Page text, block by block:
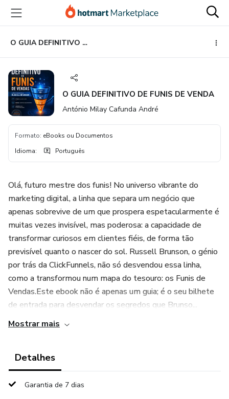
para
conteúdo
principal
para
pagamento
para
rodapé
O GUIA DEFINITIVO DE FUNIS DE VENDA
O GUIA DEFINITIVO DE FUNIS DE VENDA
António Milay Cafunda André
Formato: eBooks ou Documentos
Idioma: Português
Olá, futuro mestre dos funis! No universo vibrante do
marketing digital, a linha que separa um negócio que
apenas sobrevive de um que prospera espetacularmente é
muitas vezes invisível, mas poderosa: a capacidade de
transformar curiosos em clientes fiéis, de forma tão
previsível quanto o nascer do sol. Russell Brunson, o génio
por trás da ClickFunnels, não só desvendou essa linha,
como a transformou num mapa do tesouro: os Funis de
Vendas.Este ebook não é apenas um guia; é o seu bilhete
de entrada para desvendar os segredos que Brunso...
Mostrar mais
Detalhes
Garantia de 7 dias